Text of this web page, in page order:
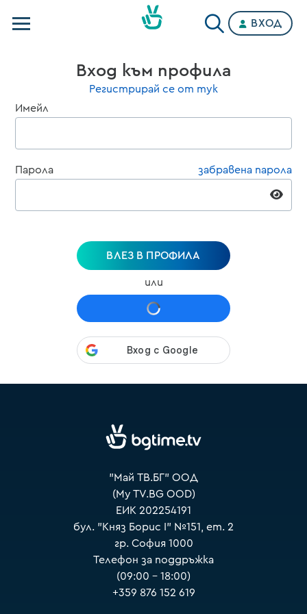
Категории
ВХОД
Вход към профила
Регистрирай се от тук
Имейл
Парола забравена парола
ВЛЕЗ В ПРОФИЛА
или
"Май ТВ.БГ" ООД
(My TV.BG OOD)
ЕИК 202254191
бул. "Княз Борис I" №151, ет. 2
гр. София 1000
Телефон за поддръжка
(09:00 – 18:00)
+359 876 152 619